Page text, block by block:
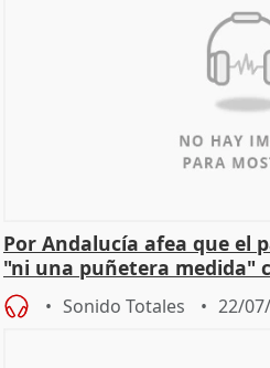
Por Andalucía afea que el
"ni una puñetera medida"
machista
Sonido Totales 22/